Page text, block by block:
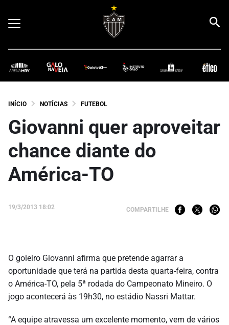
INÍCIO NOTÍCIAS FUTEBOL
Giovanni quer aproveitar
chance diante do
América-TO
19/3/2013 18:02 COMPARTILHE
O goleiro Giovanni afirma que pretende agarrar a
oportunidade que terá na partida desta quarta-feira, contra
o América-TO, pela 5ª rodada do Campeonato Mineiro. O
jogo acontecerá às 19h30, no estádio Nassri Mattar.
“A equipe atravessa um excelente momento, vem de vários